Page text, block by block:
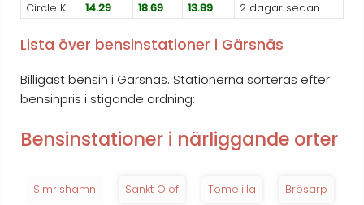
Circle K
14.29 18.69 13.89 2 dagar sedan
Lista över bensinstationer i Gärsnäs
Billigast bensin i Gärsnäs. Stationerna sorteras efter
bensinpris i stigande ordning:
Bensinstationer i närliggande orter
Simrishamn Sankt Olof Tomelilla Brösarp